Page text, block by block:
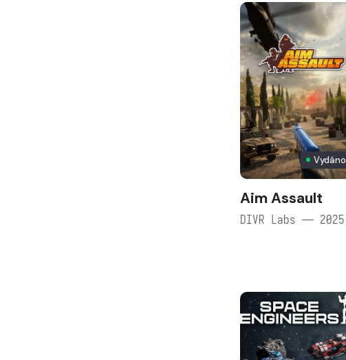
Vydáno
Aim Assault
DIVR Labs — 2025